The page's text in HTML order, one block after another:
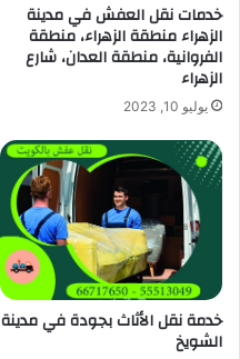
خدمات نقل العفش في مدينة
الزهراء منطقة الزهراء، منطقة
الفروانية، منطقة العدان، شارع
الزهراء
يوليو 10, 2023
خدمة نقل الأثاث بجودة في مدينة
الشويخ